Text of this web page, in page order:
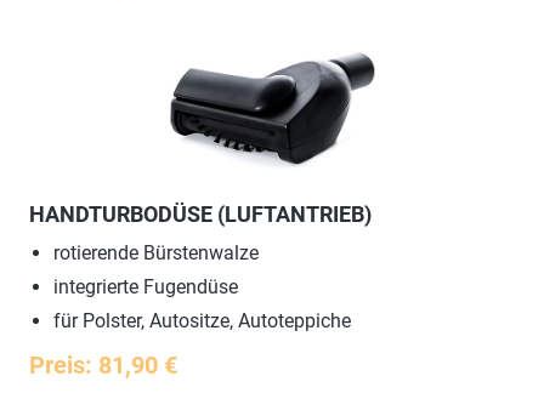
HANDTURBODÜSE (LUFTANTRIEB)
rotierende Bürstenwalze
integrierte Fugendüse
für Polster, Autositze, Autoteppiche
Preis: 81,90 €